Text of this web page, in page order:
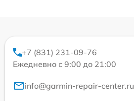
+7 (831) 231-09-76
Ежедневно с 9:00 до 21:00
info@garmin-repair-center.ru